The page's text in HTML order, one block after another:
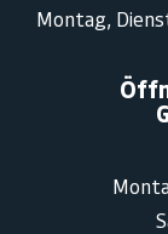
Montag,